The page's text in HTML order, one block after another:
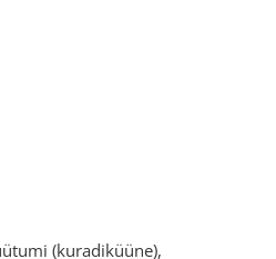
(kuradiküüne),